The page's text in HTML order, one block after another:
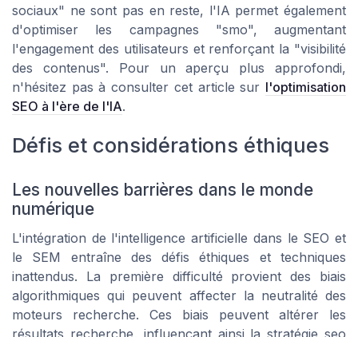
sociaux" ne sont pas en reste, l'IA permet également
d'optimiser les campagnes "smo", augmentant
l'engagement des utilisateurs et renforçant la "visibilité
des contenus". Pour un aperçu plus approfondi,
n'hésitez pas à consulter cet article sur l'optimisation
SEO à l'ère de l'IA.
Défis et considérations éthiques
Les nouvelles barrières dans le monde
numérique
L'intégration de l'intelligence artificielle dans le SEO et
le SEM entraîne des défis éthiques et techniques
inattendus. La première difficulté provient des biais
algorithmiques qui peuvent affecter la neutralité des
moteurs recherche. Ces biais peuvent altérer les